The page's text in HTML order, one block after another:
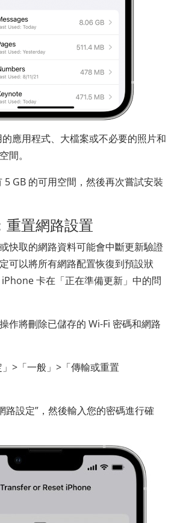
應用程式、大檔案或不必要的照片和
間。
5 GB 的可用空間，然後再次嘗試安裝
重置網路設置
快取的網路資料可能會中斷更新驗證
可以將所有網路配置恢復到預設狀
卡在「正在準備更新」中的問
作將刪除已儲存的 Wi-Fi 密碼和網路
>「一般」>「傳輸或重置
路設定”，然後輸入您的密碼進行確